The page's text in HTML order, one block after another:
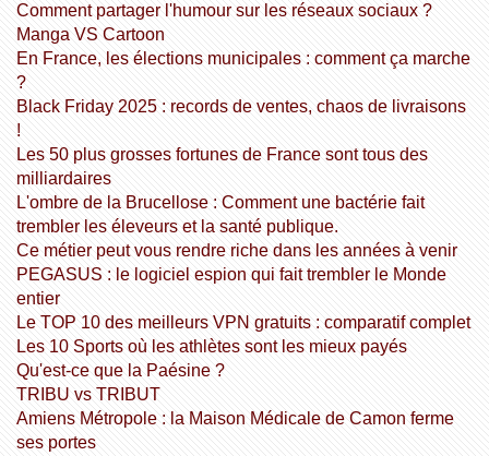
Comment partager l'humour sur les réseaux sociaux ?
Manga VS Cartoon
En France, les élections municipales : comment ça marche
?
Black Friday 2025 : records de ventes, chaos de livraisons
!
Les 50 plus grosses fortunes de France sont tous des
milliardaires
L'ombre de la Brucellose : Comment une bactérie fait
trembler les éleveurs et la santé publique.
Ce métier peut vous rendre riche dans les années à venir
PEGASUS : le logiciel espion qui fait trembler le Monde
entier
Le TOP 10 des meilleurs VPN gratuits : comparatif complet
Les 10 Sports où les athlètes sont les mieux payés
Qu'est-ce que la Paésine ?
TRIBU vs TRIBUT
Amiens Métropole : la Maison Médicale de Camon ferme
ses portes